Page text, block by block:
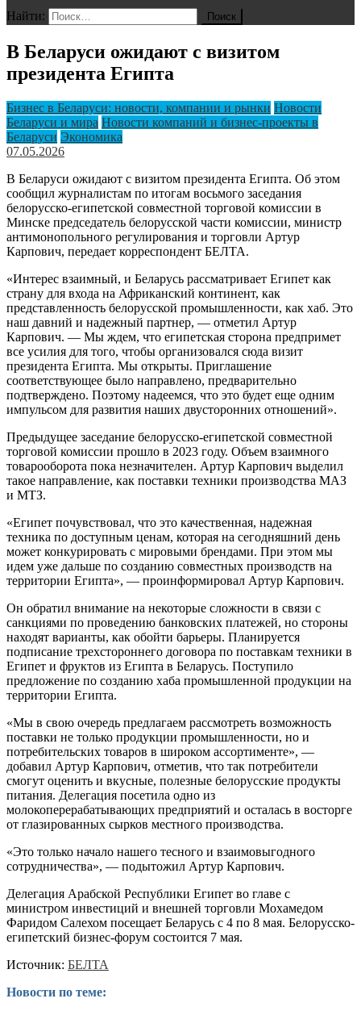
Найти:
В Беларуси ожидают с визитом
президента Египта
Бизнес в Беларуси: новости, компании и рынки Новости
Беларуси и мира Новости компаний и бизнес-проекты в
Беларуси Экономика
07.05.2026
В Беларуси ожидают с визитом президента Египта. Об этом
сообщил журналистам по итогам восьмого заседания
белорусско-египетской совместной торговой комиссии в
Минске председатель белорусской части комиссии, министр
антимонопольного регулирования и торговли Артур
Карпович, передает корреспондент БЕЛТА.
«Интерес взаимный, и Беларусь рассматривает Египет как
страну для входа на Африканский континент, как
представленность белорусской промышленности, как хаб. Это
наш давний и надежный партнер, — отметил Артур
Карпович. — Мы ждем, что египетская сторона предпримет
все усилия для того, чтобы организовался сюда визит
президента Египта. Мы открыты. Приглашение
соответствующее было направлено, предварительно
подтверждено. Поэтому надеемся, что это будет еще одним
импульсом для развития наших двусторонних отношений».
Предыдущее заседание белорусско-египетской совместной
торговой комиссии прошло в 2023 году. Объем взаимного
товарооборота пока незначителен. Артур Карпович выделил
такое направление, как поставки техники производства МАЗ
и МТЗ.
«Египет почувствовал, что это качественная, надежная
техника по доступным ценам, которая на сегодняшний день
может конкурировать с мировыми брендами. При этом мы
идем уже дальше по созданию совместных производств на
территории Египта», — проинформировал Артур Карпович.
Он обратил внимание на некоторые сложности в связи с
санкциями по проведению банковских платежей, но стороны
находят варианты, как обойти барьеры. Планируется
подписание трехстороннего договора по поставкам техники в
Египет и фруктов из Египта в Беларусь. Поступило
предложение по созданию хаба промышленной продукции на
территории Египта.
«Мы в свою очередь предлагаем рассмотреть возможность
поставки не только продукции промышленности, но и
потребительских товаров в широком ассортименте», —
добавил Артур Карпович, отметив, что так потребители
смогут оценить и вкусные, полезные белорусские продукты
питания. Делегация посетила одно из
молокоперерабатывающих предприятий и осталась в восторге
от глазированных сырков местного производства.
«Это только начало нашего тесного и взаимовыгодного
сотрудничества», — подытожил Артур Карпович.
Делегация Арабской Республики Египет во главе с
министром инвестиций и внешней торговли Мохамедом
Фаридом Салехом посещает Беларусь с 4 по 8 мая. Белорусско-
египетский бизнес-форум состоится 7 мая.
Источник: БЕЛТА
Новости по теме: